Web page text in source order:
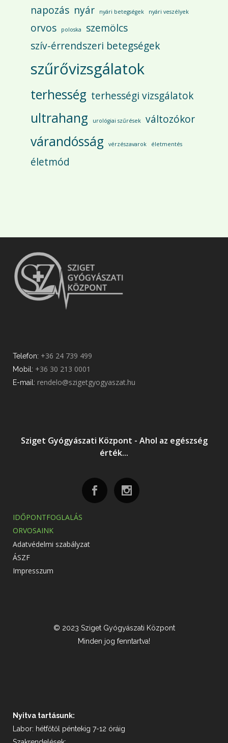
napozás nyár nyári betegségek nyári veszélyek
orvos poloska
szemölcs
szív-érrendszeri betegségek
szűrővizsgálatok
terhesség terhességi vizsgálatok
ultrahang urológiai szűrések változókor
várandósság vérzészavarok életmentés
életmód
Telefon: +36 24 739 499
Mobil: +36 30 213 0001
E-mail: rendelo@szigetgyogyaszat.hu
Sziget Gyógyászati Központ - Ahol az egészség
érték...
IDŐPONTFOGLALÁS
ORVOSAINK
Adatvédelmi szabályzat
ÁSZF
Impresszum
© 2023 Sziget Gyógyászati Központ
Minden jog fenntartva!
Nyitva tartásunk:
Labor: hétfőtől péntekig 7-12 óráig